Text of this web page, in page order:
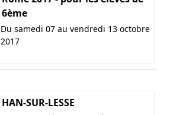
6ème
Du samedi 07 au vendredi 13 octobre
2017
HAN-SUR-LESSE